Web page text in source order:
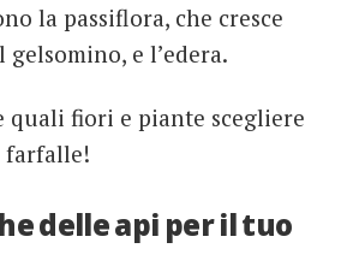
la passiflora, che cresce
e l’edera.
quali fiori e piante scegliere
farfalle!
delle api per il tuo